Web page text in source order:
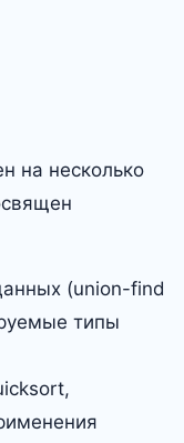
на несколько
(union-find
типы